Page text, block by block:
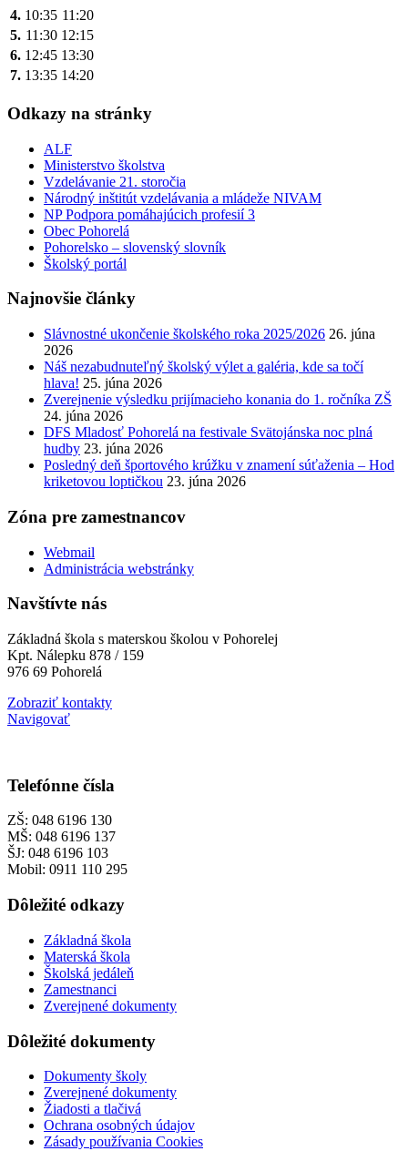
4. 10:35 11:20
5. 11:30 12:15
6. 12:45 13:30
7. 13:35 14:20
Odkazy na stránky
ALF
Ministerstvo školstva
Vzdelávanie 21. storočia
Národný inštitút vzdelávania a mládeže NIVAM
NP Podpora pomáhajúcich profesií 3
Obec Pohorelá
Pohorelsko – slovenský slovník
Školský portál
Najnovšie články
Slávnostné ukončenie školského roka 2025/2026 26. júna
2026
Náš nezabudnuteľný školský výlet a galéria, kde sa točí
hlava! 25. júna 2026
Zverejnenie výsledku prijímacieho konania do 1. ročníka ZŠ
24. júna 2026
DFS Mladosť Pohorelá na festivale Svätojánska noc plná
hudby 23. júna 2026
Posledný deň športového krúžku v znamení súťaženia – Hod
kriketovou loptičkou 23. júna 2026
Zóna pre zamestnancov
Webmail
Administrácia webstránky
Navštívte nás
Základná škola s materskou školou v Pohorelej
Kpt. Nálepku 878 / 159
976 69 Pohorelá
Zobraziť kontakty
Navigovať
Telefónne čísla
ZŠ: 048 6196 130
MŠ: 048 6196 137
ŠJ: 048 6196 103
Mobil: 0911 110 295
Dôležité odkazy
Základná škola
Materská škola
Školská jedáleň
Zamestnanci
Zverejnené dokumenty
Dôležité dokumenty
Dokumenty školy
Zverejnené dokumenty
Žiadosti a tlačivá
Ochrana osobných údajov
Zásady používania Cookies